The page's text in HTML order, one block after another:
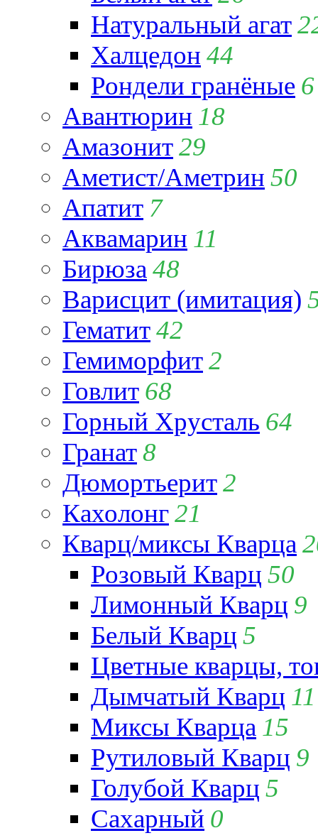
Натуральный агат
Халцедон 44
Рондели гранёные 6
Авантюрин 18
Амазонит29
Аметист/Аметрин 50
Апатит 7
Аквамарин 11
Бирюза 48
Варисцит (имитация)
Гематит42
Гемиморфит2
Говлит 68
Горный Хрусталь 64
Гранат8
Дюмортьерит2
Кахолонг21
Кварц/миксы Кварца
Розовый Кварц 50
Лимонный Кварц 9
Белый Кварц 5
Цветные кварцы,
Дымчатый Кварц 11
Миксы Кварца 15
Рутиловый Кварц 9
Голубой Кварц 5
Сахарный 0